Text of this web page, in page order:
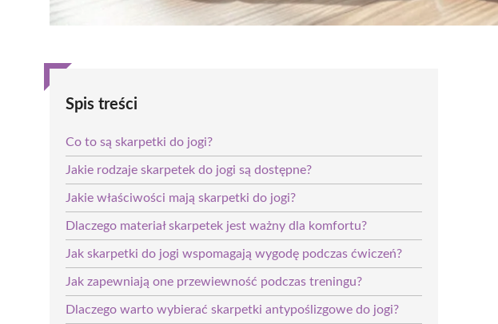
Spis treści
Co to są skarpetki do jogi?
Jakie rodzaje skarpetek do jogi są dostępne?
Jakie właściwości mają skarpetki do jogi?
Dlaczego materiał skarpetek jest ważny dla komfortu?
Jak skarpetki do jogi wspomagają wygodę podczas ćwiczeń?
Jak zapewniają one przewiewność podczas treningu?
Dlaczego warto wybierać skarpetki antypoślizgowe do jogi?